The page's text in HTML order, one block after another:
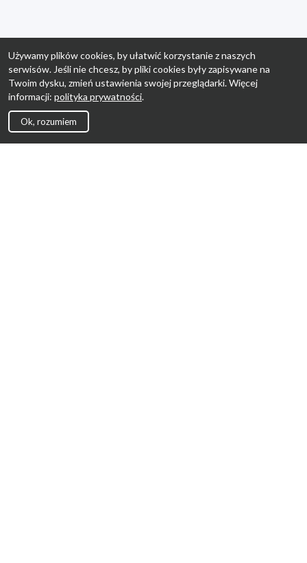
Używamy plików cookies, by ułatwić korzystanie z naszych
serwisów. Jeśli nie chcesz, by pliki cookies były zapisywane na
Twoim dysku, zmień ustawienia swojej przeglądarki. Więcej
informacji: polityka prywatności.
Ok, rozumiem